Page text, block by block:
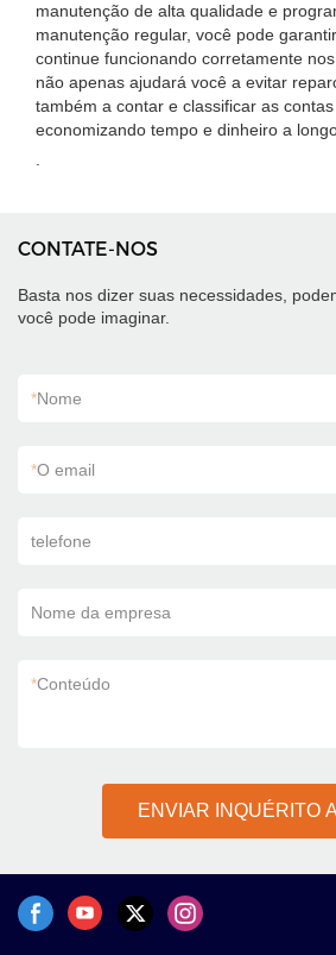
manutenção de alta qualidade e
manutenção regular, você pode
continue funcionando corretamente
não apenas ajudará você a evitar
também a contar e classificar as
economizando tempo e dinheiro a
CONTATE-NOS
Basta nos dizer suas necessidades,
você pode imaginar.
*Nome
*O email
telefone
Nome da empresa
*Conteúdo
ENVIAR INQUÉRITO